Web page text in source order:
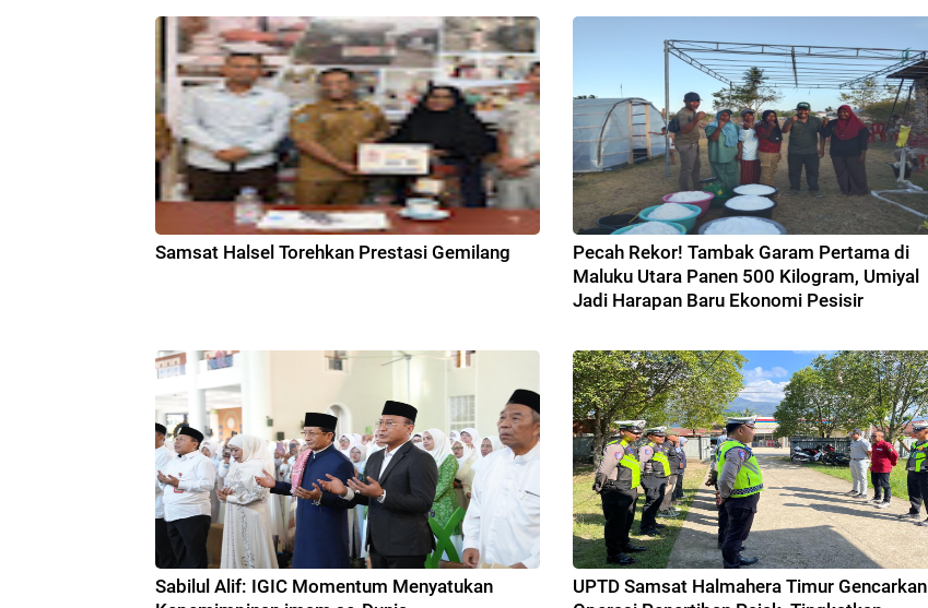
Samsat Halsel Torehkan Prestasi Gemilang
Pecah Rekor! Tambak Garam Pertama di
Maluku Utara Panen 500 Kilogram, Umiyal
Jadi Harapan Baru Ekonomi Pesisir
Sabilul Alif: IGIC Momentum Menyatukan
UPTD Samsat Halmahera Timur Gencarkan